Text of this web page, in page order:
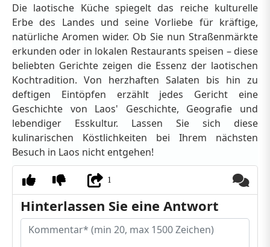
Die laotische Küche spiegelt das reiche kulturelle
Erbe des Landes und seine Vorliebe für kräftige,
natürliche Aromen wider. Ob Sie nun Straßenmärkte
erkunden oder in lokalen Restaurants speisen – diese
beliebten Gerichte zeigen die Essenz der laotischen
Kochtradition. Von herzhaften Salaten bis hin zu
deftigen Eintöpfen erzählt jedes Gericht eine
Geschichte von Laos' Geschichte, Geografie und
lebendiger Esskultur. Lassen Sie sich diese
kulinarischen Köstlichkeiten bei Ihrem nächsten
Besuch in Laos nicht entgehen!
1
Hinterlassen Sie eine Antwort